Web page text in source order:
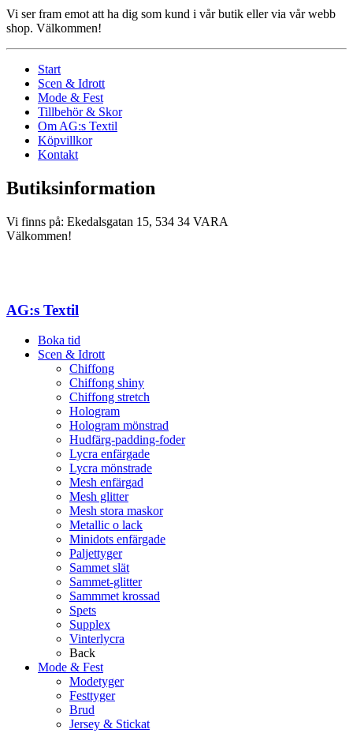
Vi ser fram emot att ha dig som kund i vår butik eller via vår webb
shop. Välkommen!
Start
Scen & Idrott
Mode & Fest
Tillbehör & Skor
Om AG:s Textil
Köpvillkor
Kontakt
Butiksinformation
Vi finns på: Ekedalsgatan 15, 534 34 VARA
Välkommen!
AG:s Textil
Boka tid
Scen & Idrott
Chiffong
Chiffong shiny
Chiffong stretch
Hologram
Hologram mönstrad
Hudfärg-padding-foder
Lycra enfärgade
Lycra mönstrade
Mesh enfärgad
Mesh glitter
Mesh stora maskor
Metallic o lack
Minidots enfärgade
Paljettyger
Sammet slät
Sammet-glitter
Sammmet krossad
Spets
Supplex
Vinterlycra
Back
Mode & Fest
Modetyger
Festtyger
Brud
Jersey & Stickat